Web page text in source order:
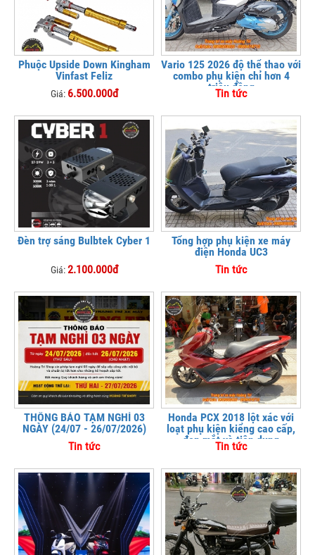
Phuộc Upside Down Kingham
Vinfast Feliz
Giá: 6.500.000đ
Vario 125 2026 độ thể thao với
combo phụ kiện chỉ hơn 4
triệu đồng
Tin tức
Đèn trợ sáng Bulbtek Cyber 1
Giá:2.100.000đ
Tổng hợp phụ kiện xe máy
điện Honda UC3
Tin tức
THÔNG BÁO TẠM NGHỈ 03
NGÀY (24/07 - 26/07/2026)
Tin tức
Honda PCX 2018 lột xác với
loạt phụ kiện kiểng cao cấp,
đẹp mắt và tiện dụng
Tin tức